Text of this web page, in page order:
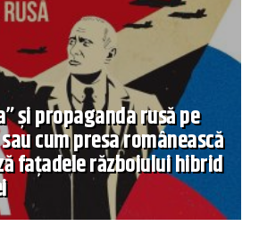
și propaganda rusă pe
cum presa românească
fațadele războiului hibrid